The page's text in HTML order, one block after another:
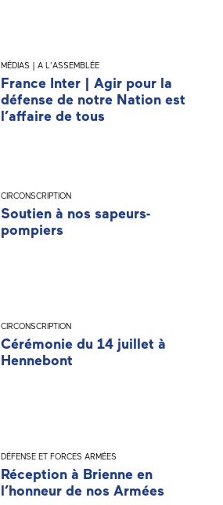
MÉDIAS | A L'ASSEMBLÉE
France Inter | Agir pour la
défense de notre Nation est
l’affaire de tous
CIRCONSCRIPTION
Soutien à nos sapeurs-
pompiers
CIRCONSCRIPTION
Cérémonie du 14 juillet à
Hennebont
DÉFENSE ET FORCES ARMÉES
Réception à Brienne en
l’honneur de nos Armées